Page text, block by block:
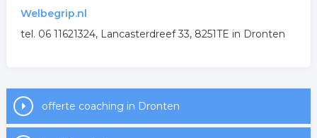
Welbegrip.nl
tel. 06 11621324, Lancasterdreef 33, 8251TE in Dronten
offerte coaching in Dronten